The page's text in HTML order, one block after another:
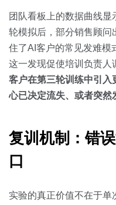
团队看板上的数据曲线
轮模拟后，部分销售顾
住了AI客户的常见发难模
这一发现促使培训负责人
客户在第三轮训练中引入
心已决定流失、或者突然
复训机制：错
口
实验的真正价值不在于单